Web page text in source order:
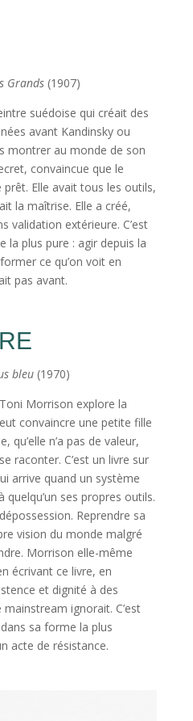
Grands(1907)
suédoise qui créait des
avant Kandinsky ou
montrer au monde de son
convaincue que le
Elle avait tous les outils,
la maîtrise. Elle a créé,
validation extérieure. C’est
la plus pure : agir depuis la
ce qu’on voit en
pas avant.
bleu(1970)
Morrison explore la
convaincre une petite fille
qu’elle n’a pas de valeur,
raconter. C’est un livre sur
arrive quand un système
quelqu’un ses propres outils.
Reprendre sa
vision du monde malgré
Morrison elle-même
écrivant ce livre, en
et dignité à des
ignorait. C’est
sa forme la plus
acte de résistance.